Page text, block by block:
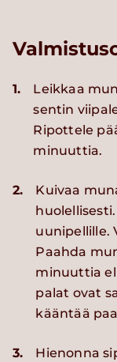
1.
Leikkaa
sentin
Ripottele
minuuttia.
2.
Kuivaa
uunipellille.
Paahda
minuuttia
palat ovat
kääntää
3.
Hienonna